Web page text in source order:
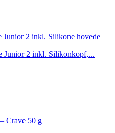
Junior 2 inkl. Silikonkopf,...